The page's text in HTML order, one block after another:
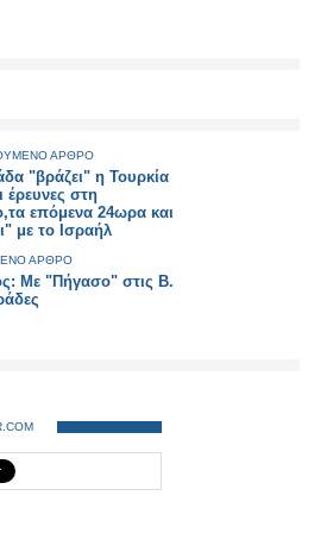
ΑΡΘΡΟ
"βράζει" η Τουρκία
έρευνες στη
επόμενα 24ωρα και
με το Ισραήλ
ΑΡΘΡΟ
Με "Πήγασο" στις Β.